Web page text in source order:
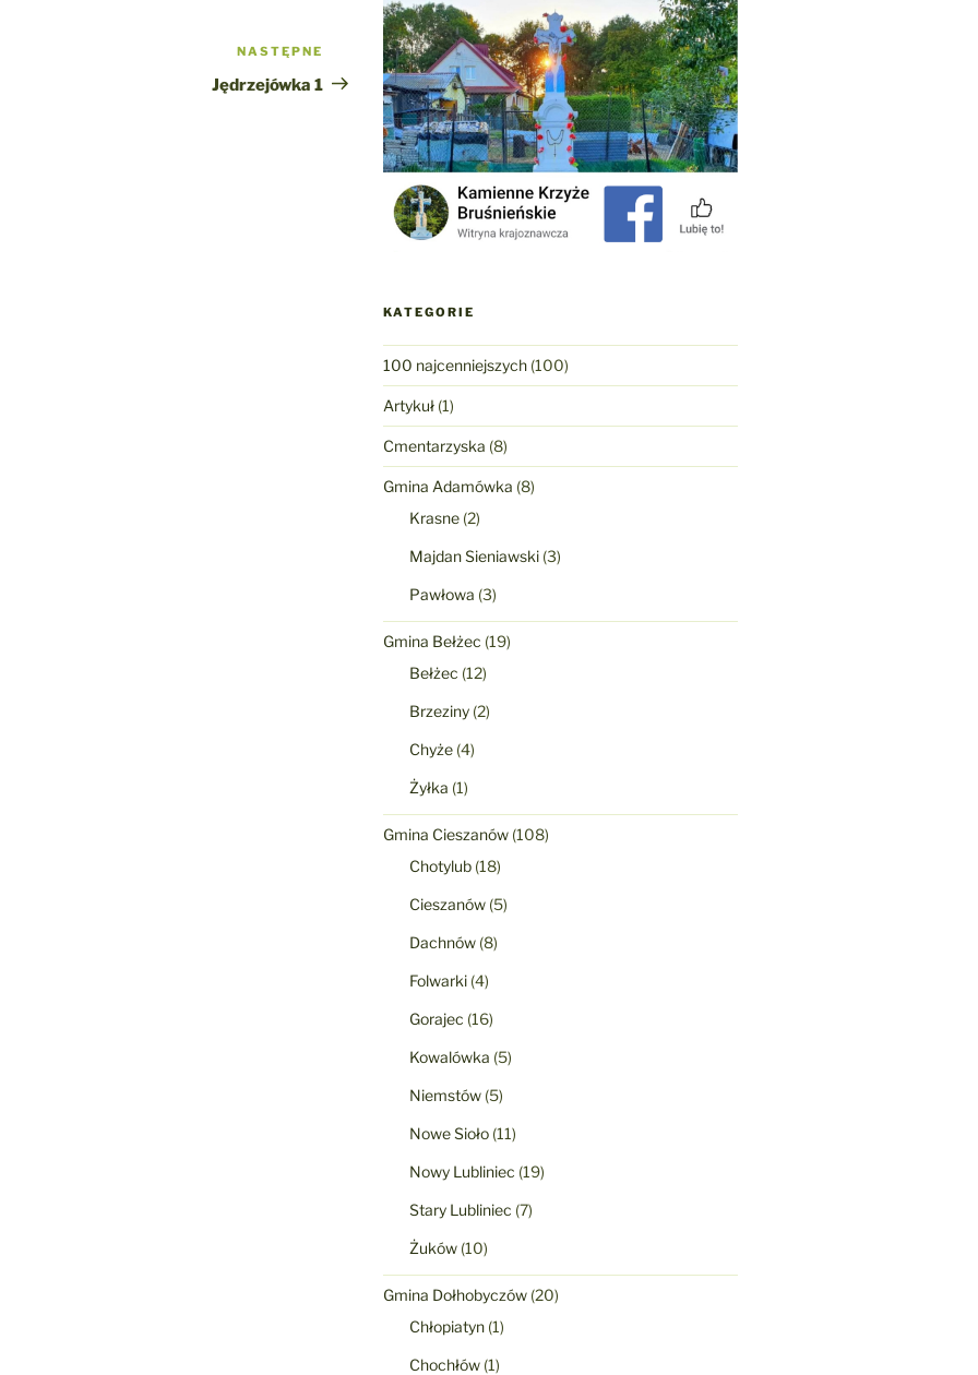
Następny
wpis
NASTĘPNE
Jędrzejówka 1
KATEGORIE
100 najcenniejszych(100)
Artykuł(1)
Cmentarzyska (8)
Gmina Adamówka (8)
Krasne(2)
Majdan Sieniawski(3)
Pawłowa (3)
Gmina Bełżec (19)
Bełżec (12)
Brzeziny(2)
Chyże(4)
Żyłka (1)
Gmina Cieszanów(108)
Chotylub(18)
Cieszanów(5)
Dachnów(8)
Folwarki(4)
Gorajec (16)
Kowalówka (5)
Niemstów(5)
Nowe Sioło(11)
Nowy Lubliniec (19)
Stary Lubliniec (7)
Żuków(10)
Gmina Dołhobyczów(20)
Chłopiatyn(1)
Chochłów(1)